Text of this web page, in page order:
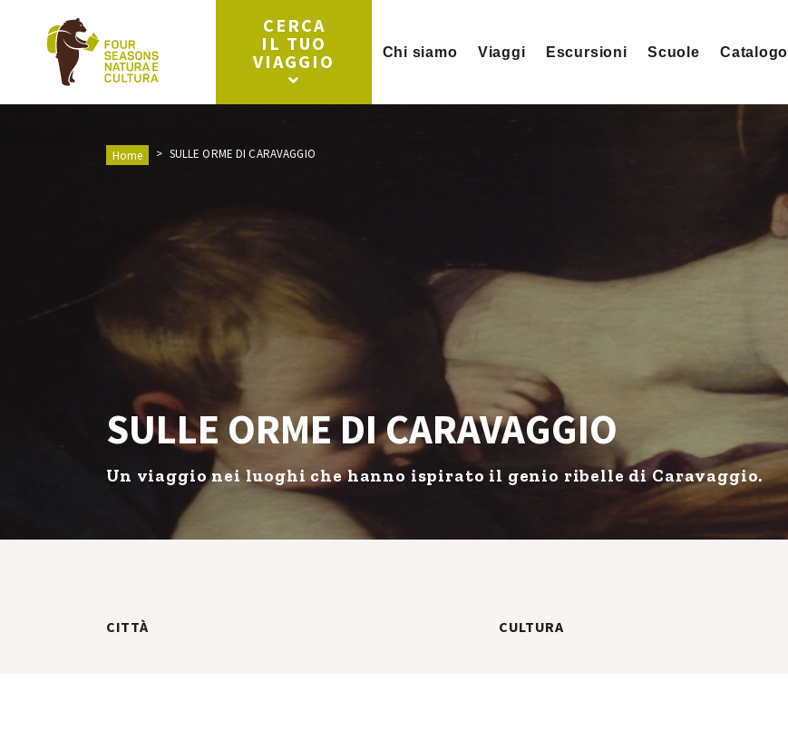
CERCA
IL TUO
VIAGGIO
Chi siamo Viaggi Escursioni Scuole Catalogo
Home SULLE ORME DI CARAVAGGIO
SULLE ORME DI CARAVAGGIO
Un viaggio nei luoghi che hanno ispirato il genio ribelle di Caravaggio.
CITTÀ CULTURA